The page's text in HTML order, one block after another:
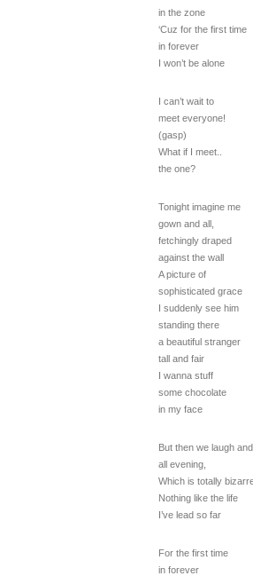
in the zone
‘Cuz for the first time
in forever
I won’t be alone
I can’t wait to
meet everyone!
(gasp)
What if I meet..
the one?
Tonight imagine me
gown and all,
fetchingly draped
against the wall
A picture of
sophisticated grace
I suddenly see him
standing there
a beautiful stranger
tall and fair
I wanna stuff
some chocolate
in my face
But then we laugh
all evening,
Which is totally
Nothing like the life
I’ve lead so far
For the first time
in forever